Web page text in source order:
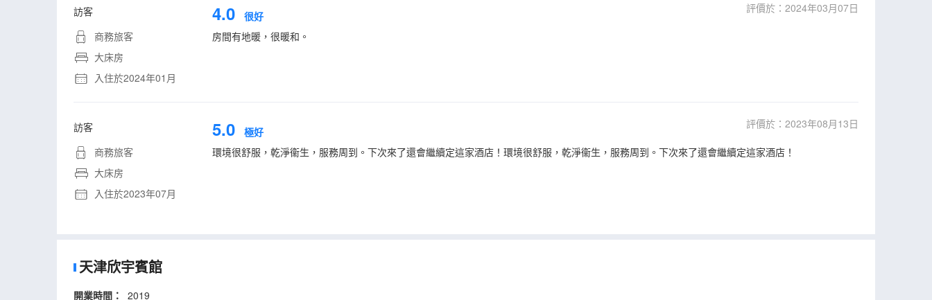
訪客
商務旅客
大床房
入住於2024年01月
4.0 很好
評價於：2024年03月07日
房間有地暖，很暖和。
訪客
商務旅客
大床房
入住於2023年07月
5.0 極好
評價於：2023年08月13日
環境很舒服，乾淨衞生，服務周到。下次來了還會繼續定這家酒店！環境很舒服，乾淨衞生，服務周到。下次來了還會繼續定這家酒店！
天津欣宇賓館
開業時間： 2019